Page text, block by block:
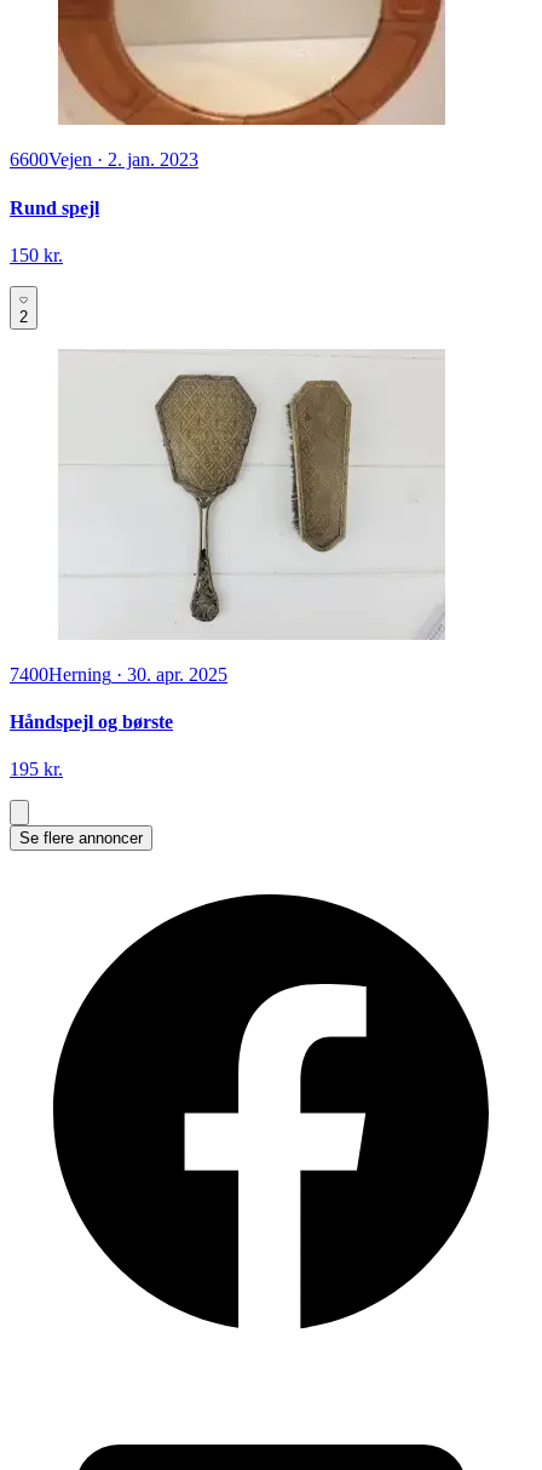
6600Vejen · 2. jan. 2023
Rund spejl
150 kr.
2
7400Herning · 30. apr. 2025
Håndspejl og børste
195 kr.
Se flere annoncer